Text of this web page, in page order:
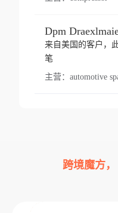
来自美国的客户，
笔
主营： automotive
跨境魔方，